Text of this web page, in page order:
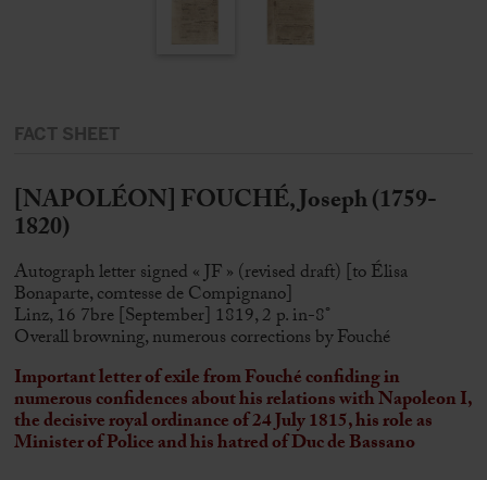
FACT SHEET
[NAPOLÉON] FOUCHÉ, Joseph (1759-
1820)
Autograph letter signed « JF » (revised draft) [to Élisa
Bonaparte, comtesse de Compignano]
Linz, 16 7bre [September] 1819, 2 p. in-8°
Overall browning, numerous corrections by Fouché
Important letter of exile from Fouché confiding in
numerous confidences about his relations with Napoleon I,
the decisive royal ordinance of 24 July 1815, his role as
Minister of Police and his hatred of Duc de Bassano